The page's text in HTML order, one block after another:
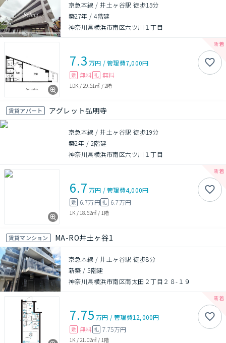
京急本線 / 井土ヶ谷駅 徒歩15分
築27年 /4階建
神奈川県横浜市南区六ツ川１丁目
7.3 万円 /管理費7,000円
敷 無料 礼 無料
1DK / 29.51㎡ / 2階
賃貸アパート アグレット弘明寺
京急本線 / 井土ヶ谷駅 徒歩19分
築2年 / 2階建
神奈川県横浜市南区六ツ川１丁目
6.7 万円 /管理費4,000円
敷 6.7万円礼 6.7万円
1K / 18.52㎡ / 1階
賃貸マンション MA-RO井土ヶ谷1
京急本線 / 井土ヶ谷駅 徒歩8分
新築 /5階建
神奈川県横浜市南区南太田２丁目２８-１９
7.75 万円 /管理費12,000円
敷 無料 礼 7.75万円
1K / 21.02㎡ / 1階